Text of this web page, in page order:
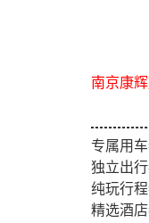
南京康
专属用
独立出
纯玩行
精选酒